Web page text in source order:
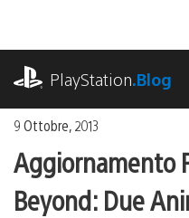
contenuto
PlayStation.Blog
9 Ottobre, 2013
Aggiornamento
Beyond: Due